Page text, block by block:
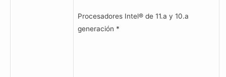
Procesadores Intel® de 11.a y 10.a
generación *